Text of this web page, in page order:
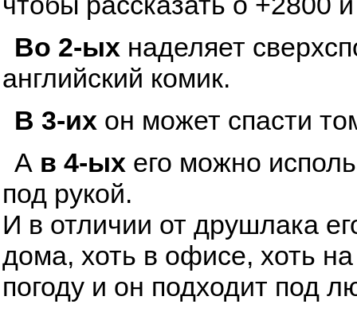
Во 2-ых наделяет
английский комик.
В 3-их он может спасти
А в 4-ых его можно
под рукой.
И в отличии от друшлака
дома, хоть в офисе, хоть
погоду и он подходит под